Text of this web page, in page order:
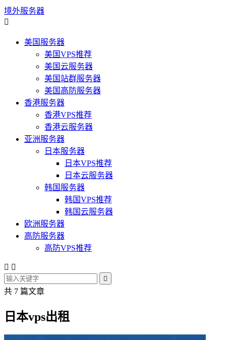
境外服务器

美国服务器
美国VPS推荐
美国云服务器
美国站群服务器
美国高防服务器
香港服务器
香港VPS推荐
香港云服务器
亚洲服务器
日本服务器
日本VPS推荐
日本云服务器
韩国服务器
韩国VPS推荐
韩国云服务器
欧洲服务器
高防服务器
高防VPS推荐
 

共 7 篇文章
日本vps出租